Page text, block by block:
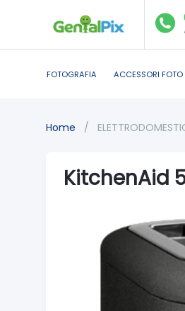
FOTOGRAFIA ACCESSORI FOTO
Home /
KitchenAid